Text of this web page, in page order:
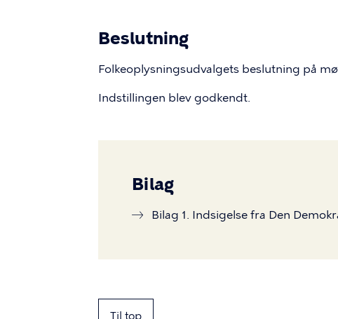
Beslutning
Folkeoplysningsudvalgets beslutning på
Indstillingen blev godkendt.
Bilag
Bilag 1. Indsigelse fra Den
Til top